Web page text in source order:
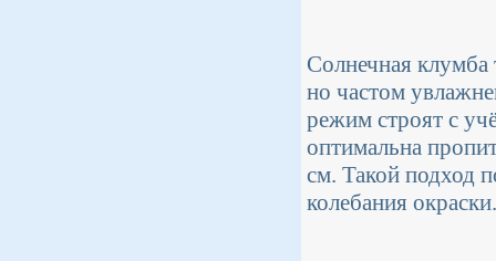
Солнечная клумба
но частом
режим строят с
оптимальна
см. Такой подход
колебания окраски.